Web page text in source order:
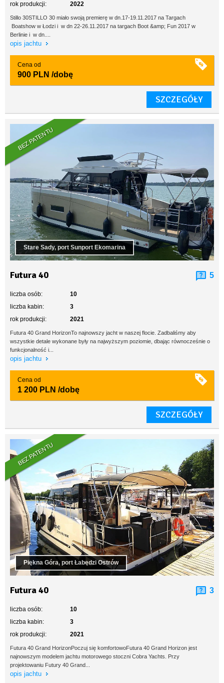
rok produkcji: 2022
Stillo 30STILLO 30 miało swoją premierę w dn.17-19.11.2017 na Targach
Boatshow w Łodzi i w dn 22-26.11.2017 na targach Boot &amp; Fun 2017 w
Berlinie i w dn....
opis jachtu
Cena od
900 PLN /dobę
SZCZEGÓŁY
BEZ PATENTU
Stare Sady, port Sunport Ekomarina
Futura 40 5
liczba osób:
10
liczba kabin:
3
rok produkcji:
2021
Futura 40 Grand HorizonTo najnowszy jacht w naszej flocie. Zadbaliśmy aby
wszystkie detale wykonane były na najwyższym poziomie, dbając równocześnie o
funkcjonalność i...
opis jachtu
Cena od
1 200 PLN /dobę
SZCZEGÓŁY
BEZ PATENTU
Piękna Góra, port Łabędzi Ostrów
Futura 40 3
liczba osób:
10
liczba kabin:
3
rok produkcji:
2021
Futura 40 Grand HorizonPoczuj się komfortowoFutura 40 Grand Horizon jest
najnowszym modelem jachtu motorowego stoczni Cobra Yachts. Przy
projektowaniu Futury 40 Grand...
opis jachtu